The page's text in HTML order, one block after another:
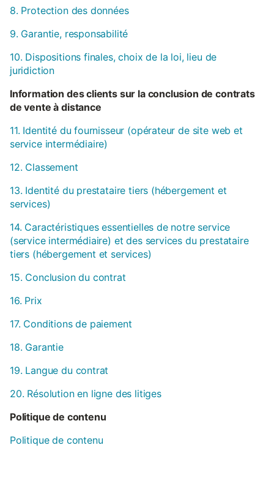
8. Protection des données
9. Garantie, responsabilité
10. Dispositions finales, choix de la loi, lieu de
juridiction
Information des clients sur la conclusion de contrats
de vente à distance
11. Identité du fournisseur (opérateur de site web et
service intermédiaire)
12. Classement
13. Identité du prestataire tiers (hébergement et
services)
14. Caractéristiques essentielles de notre service
(service intermédiaire) et des services du prestataire
tiers (hébergement et services)
15. Conclusion du contrat
16. Prix
17. Conditions de paiement
18. Garantie
19. Langue du contrat
20. Résolution en ligne des litiges
Politique de contenu
Politique de contenu